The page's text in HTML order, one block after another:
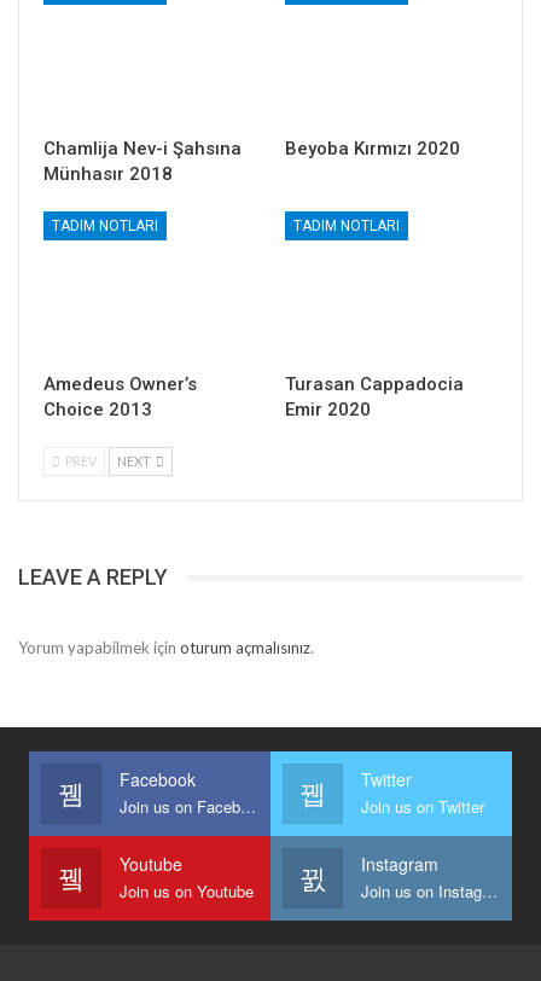
Chamlija Nev-i Şahsına
Münhasır 2018
Beyoba Kırmızı 2020
TADIM NOTLARI
Amedeus Owner’s
Choice 2013
TADIM NOTLARI
Turasan Cappadocia
Emir 2020
PREV NEXT
LEAVE A REPLY
Yorum yapabilmek için oturum açmalısınız.
Facebook
Join us on Facebook
Twitter
Join us on Twitter
Youtube
Join us on Youtube
Instagram
Join us on Instagram